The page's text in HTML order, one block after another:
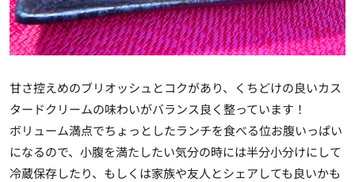
甘さ控えめのブリオッシュとコクがあり、くちどけの良いカス
タードクリームの味わいがバランス良く整っています！
ボリューム満点でちょっとしたランチを食べる位お腹いっぱい
になるので、小腹を満たしたい気分の時には半分小分けにして
冷蔵保存したり、もしくは家族や友人とシェアしても良いかも